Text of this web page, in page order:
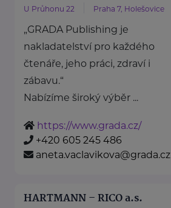
U Průhonu 22 Praha 7, Holešovice
„GRADA Publishing je
nakladatelství pro každého
čtenáře, jeho práci, zdraví i
zábavu.“
Nabízíme široký výběr ...
https://www.grada.cz/
+420 605 245 486
aneta.vaclavikova@grada.cz
HARTMANN – RICO a.s.